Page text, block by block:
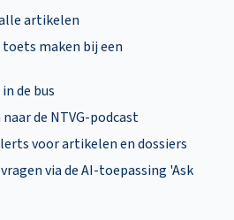
artikelen
toets maken bij een
de bus
de NTVG-podcast
voor artikelen en dossiers
via de AI-toepassing 'Ask